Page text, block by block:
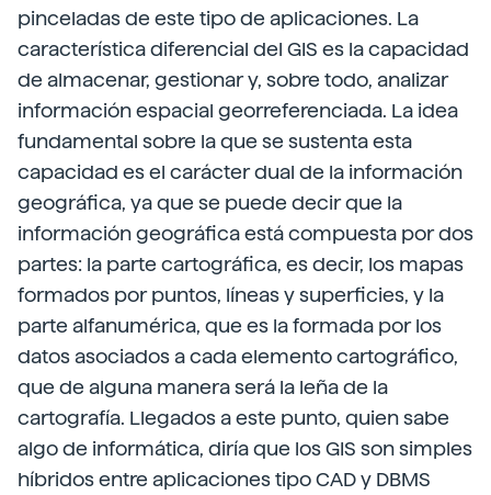
pinceladas de este tipo de aplicaciones. La
característica diferencial del GIS es la capacidad
de almacenar, gestionar y, sobre todo, analizar
información espacial georreferenciada. La idea
fundamental sobre la que se sustenta esta
capacidad es el carácter dual de la información
geográfica, ya que se puede decir que la
información geográfica está compuesta por dos
partes: la parte cartográfica, es decir, los mapas
formados por puntos, líneas y superficies, y la
parte alfanumérica, que es la formada por los
datos asociados a cada elemento cartográfico,
que de alguna manera será la leña de la
cartografía. Llegados a este punto, quien sabe
algo de informática, diría que los GIS son simples
híbridos entre aplicaciones tipo CAD y DBMS